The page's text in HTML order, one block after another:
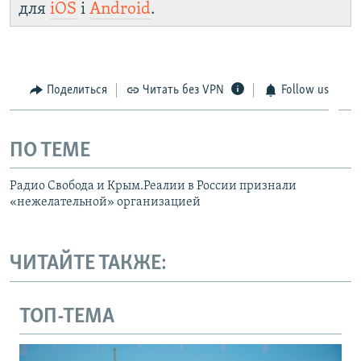
для iOS і Android.
Поделиться Читать без VPN Follow us
ПО ТЕМЕ
Радио Свобода и Крым.Реалии в России признали
«нежелательной» организацией
ЧИТАЙТЕ ТАКЖЕ:
ТОП-ТЕМА